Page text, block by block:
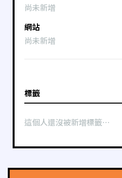
尚未新增
網站
尚未新增
標籤
這個人還沒被新增標籤⋯